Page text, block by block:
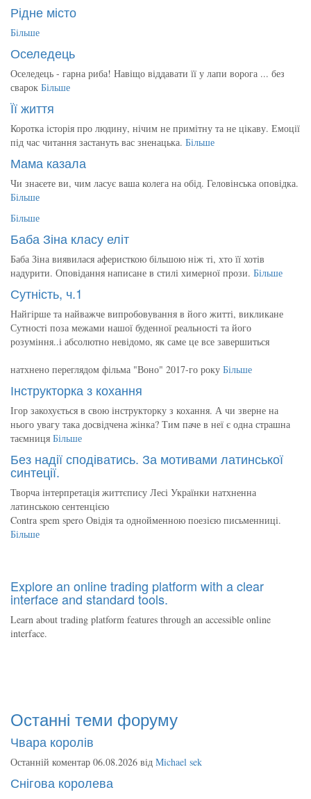
Рідне місто
Більше
Оселедець
Оселедець - гарна риба! Навіщо віддавати її у лапи ворога ... без
сварок Більше
Її життя
Коротка історія про людину, нічим не примітну та не цікаву. Емоції
під час читання застануть вас зненацька. Більше
Мама казала
Чи знаєете ви, чим ласує ваша колега на обід. Геловінська оповідка.
Більше
Більше
Баба Зіна класу еліт
Баба Зіна виявилася аферисткою більшою ніж ті, хто її хотів
надурити. Оповідання написане в стилі химерної прози. Більше
Сутність, ч.1
Найгірше та найважче випробовування в його житті, викликане
Сутності поза межами нашої буденної реальності та його
розуміння..і абсолютно невідомо, як саме це все завершиться
натхнено переглядом фільма "Воно" 2017-го року Більше
Інструкторка з кохання
Ігор закохується в свою інструкторку з кохання. А чи зверне на
нього увагу така досвідчена жінка? Тим паче в неї є одна страшна
таємниця Більше
Без надії сподіватись. За мотивами латинської
синтеції.
Творча інтерпретація життєпису Лесі Українки натхненна
латинською сентенцією
Contra spem spero Овідія та однойменною поезією письменниці.
Більше
Explore an online trading platform with a clear
interface and standard tools.
Learn about trading platform features through an accessible online
interface.
Останні теми форуму
Чвара королів
Останній коментар 06.08.2026 від Michael sek
Снігова королева